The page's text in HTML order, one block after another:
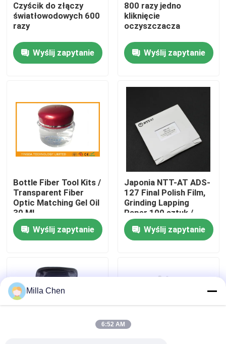
Dom
O nas
Wycieczka po fabryce
Kontrola jakości
Skontaktuj się z nami
Aktualności
Sprawy
Poprosić o wycenę
Czyścik do złączy
światłowodowych 600
razy
Wyślij zapytanie
800 razy jedno
kliknięcie
oczyszczacza
Wyślij zapytanie
Bottle Fiber Tool Kits /
Transparent Fiber
Optic Matching Gel Oil
30 ML
Wyślij zapytanie
Japonia NTT-AT ADS-
127 Final Polish Film,
Grinding Lapping
Paper 100 sztuk /
opakowanie
Wyślij zapytanie
Milla Chen
6:52 AM